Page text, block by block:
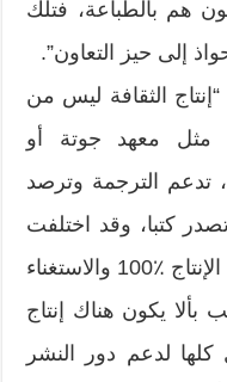
الملكية الفكرية والترجمة ويتكفلون هم بالطباعة،‮ ‬فتلك
إلى حيز التعاون‮”.‬
ينطلق هذا من رؤية د.مغيث بأن‮ “‬إنتاج الثقافة ليس من
‬يوضح‮:”‬مؤسسات مثل معهد جوتة أو
المركز الثقافي الفرنسي وغيرها،‮ ‬تدعم الترجمة وترصد
لها جزءا من الميزانية،‮ ‬ولكنها لا تصدر كتبا،‮ ‬وقد اختلفت
الآراء،‮ ‬فهناك من يقترح بأن يكون الإنتاج‮ ‬100٪‮ ‬والاستغناء
بألا يكون هناك إنتاج
كلها لدعم دور النشر